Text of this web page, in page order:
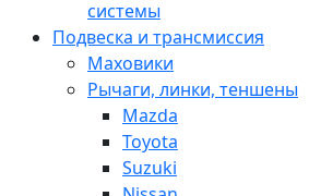
системы
Подвеска и трансмиссия
Маховики
Рычаги, линки, теншены
Mazda
Toyota
Suzuki